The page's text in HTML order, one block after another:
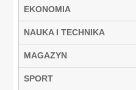
EKONOMIA
NAUKA I TECHNIKA
MAGAZYN
SPORT